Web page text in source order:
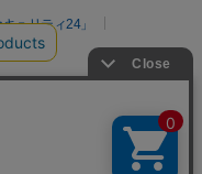
ュリティ24」